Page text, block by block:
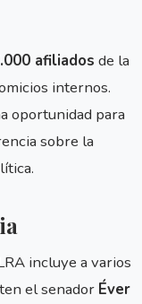
afiliados de la
internos.
oportunidad para
sobre la
incluye a varios
el senador Éver